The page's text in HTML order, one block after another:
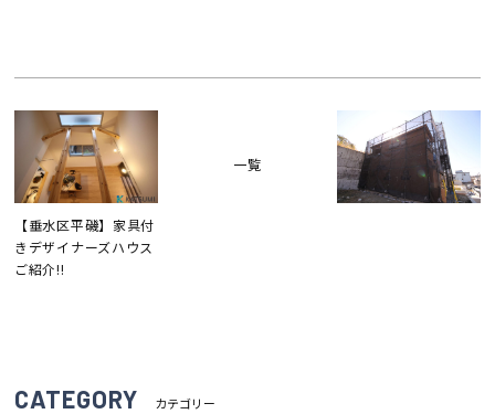
【垂水区平磯】家具付
きデザイナーズハウス
ご紹介!!
一覧
CATEGORY カテゴリー